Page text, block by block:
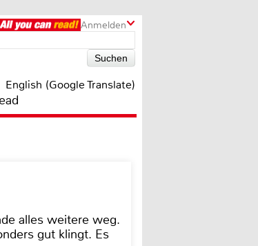
Anmelden
English (Google Translate)
alles weitere weg.
gut klingt. Es